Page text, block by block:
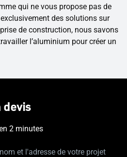
qui ne vous propose pas de
des solutions sur
de construction, nous savons
l’aluminium pour créer un
devis
2 minutes
et l'adresse de votre projet